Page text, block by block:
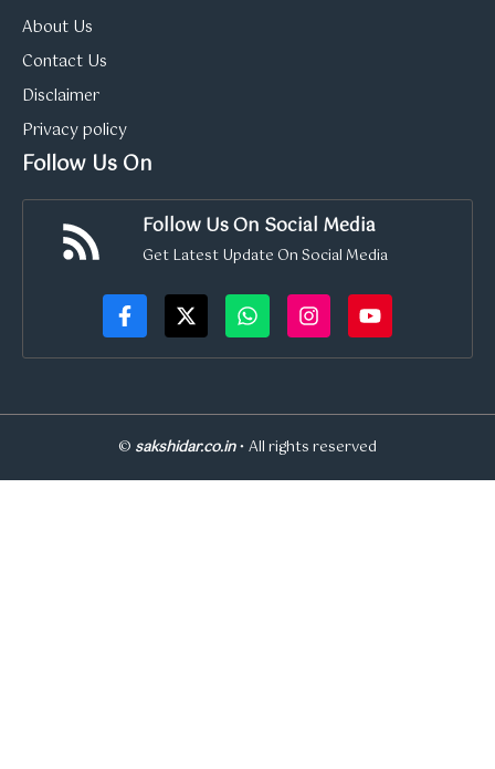
About Us
Contact Us
Disclaimer
Privacy policy
Follow Us On
Follow Us On Social Media
Get Latest Update On Social Media
© sakshidar.co.in• All rights reserved